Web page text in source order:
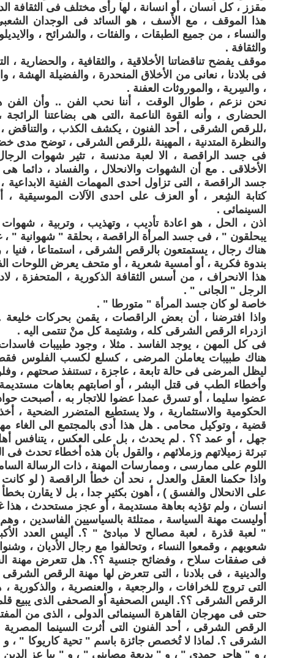
مقزز ، كل انسان ، أو انسانة ، لها رأى مختلف فى الثقافة
هذا الموقف ، مع الأسف ، هو السائد فى الوجدان
والنساء ، من جميع الطبقات ، والفئات ، والشرائح ،
والثقافة .
موقف يفضح تناقضاتنا الأخلاقية ، والثقافية ، والحضارية ،
فى بلادنا ، نعانى من الأخلاق المنحدرة ، والفضيلة الهشة
، والسِرية ، والموروثات العفنة .
نحن نزعم ، طوال الوقت ، أننا نحب الفن .. وأن الفن هو
الحضارى ، وأنه القوة الناعمة ،التى هى بضاعتنا الرائجة
،للرقص الشرقى ، أحد الفنون ، يكشف الكذب ، والتناقض ،
والنظرة المتدنية ، المهينة ،للرقص الشرقى ، توضح مدى
فى جسد الراقصة ، الا لعبة مدنسة ، تثير شهوات
الأخلاقى . مع أن الشهوات والانحلال ، والفساد ،
جسد الراقصة ، التى تزاول احدى المهمات الفنية الابداعية ،
كتابة الشِعر ، أو العزف على احدى الآلات الموسيقية ،
السينمائى .
اذن ، الحل ، هو اعادة تأديب ، وتهذيب ، وتربية ،
يبحلقون " ، فى جسد المرأة الراقصة ، بحلقة " شهوانية " ،
هناك رجال ، يستمتعون بالرقص الشرقى ، استمتاعا ، فنيا ،
بندوة فكرية ، أو أمسية شعرية ، أو متحف يعرض اللوحات
هذا الانحراف ، من أسس الثقافة الذكورية ، المتحفزة ،
الرجل " الجانى " .
خاصة لو كان جسد المرأة " متورطا " .
واذا افترضنا ، أن بعض الراقصات ، يقمن بحركات
ازدراء الرقص الشرقى كله ، وشتيمة كل منْ تنتمى اليه .
فى كل المهن ، يوجد الفاسد . مثلا ، وجود طبيبات فاسدات
هناك طبيبات يعاملن المرضى ، كسلع لكسب الفلوس
ليظل المرضى فى حالة تابعة ، عاجزة ، تستنفذ صحتهم ،
وأخطاء الطب فى قتل البشر ، أو اصابتهم بعاهات
عضوا سليما ، أو تسرق عمدا عضوا للاتجار به ، أصبحت
الحكومية والاستثمارية ، ولا يستطيع المتضرر الضحية
قضية ، وتوكيل محامى . هل هذا أدى بالمجتمع الى الغاء
جهل ، أو عمد ؟؟ . لم يحدث ، بل على العكس ، يتنافس
تبرئة زميلاتهم وزملائهم ، والقول بأن هذه أخطاء تحدث
اللوم على ممارسى ، وممارسات المهنة ، ذات الرسالة
واذا حكمنا العقل والعدل ، نحد أن خطأ الراقصة ( لو
على الانحلال والفسق ) ، أهون بكثير جدا ، بل لا يقارن
انسان ، ولم تؤذيه بعاهة مستديمة ، أو عجز مستحدث ، هذا
أوليست مهنة السياسة ، ممتلئة بالسياسيين الفاسدين ،
" لعبة قذرة ، لعبة مصالح لا مبادئ " ؟. أليس العدد
شعوبهم ، وقمعوا النساء ، وتحالفوا مع رجال الأديان ،
فى صفقات سلاح ، وفضائح جنسية ؟؟. هل تتعرض مهنة
والدينية ، فى بلادنا ، التى تتعرض لها مهنة الرقص
التى تروج للخرافات ، والرجعية ، والعنصرية ، والذكورية
الرقص الشرقى ؟؟. اليس الصحفية أو الصحفى الذى يبيع
حتى فى مهرجان القاهرة السينمائى الدولى ، الذى من
الرقص الشرقى ، أحد الفنون التى أثرت السينما
الشرقى ؟. لماذا لا تُخصص جائزة باسم " تحية كاريوكا "
، و " هاجر حمدى " ، و " بديعة مصابنى " ، و " ببا عز الدين